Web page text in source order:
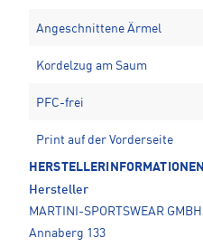
Angeschnittene Ärmel
Kordelzug am Saum
PFC-frei
Print auf der Vorderseite
HERSTELLERINFORMATIONEN
Hersteller
MARTINI-SPORTSWEAR GMBH
Annaberg 133